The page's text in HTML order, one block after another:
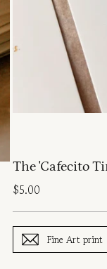
The 'Cafecito
Regular
$5.00
Fine Art print